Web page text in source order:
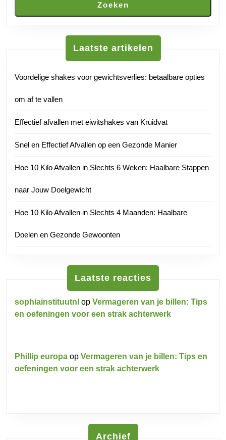
Zoeken
Laatste artikelen
Voordelige shakes voor gewichtsverlies: betaalbare opties
om af te vallen
Effectief afvallen met eiwitshakes van Kruidvat
Snel en Effectief Afvallen op een Gezonde Manier
Hoe 10 Kilo Afvallen in Slechts 6 Weken: Haalbare Stappen
naar Jouw Doelgewicht
Hoe 10 Kilo Afvallen in Slechts 4 Maanden: Haalbare
Doelen en Gezonde Gewoonten
Laatste reacties
sophiainstituutnl op Vermageren van je billen: Tips
en oefeningen voor een strak achterwerk
Phillip europa op Vermageren van je billen: Tips en
oefeningen voor een strak achterwerk
Archief